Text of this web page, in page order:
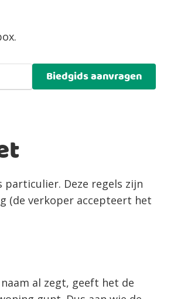
Biedgids aanvragen
Deze regels zijn
(de verkoper accepteert het
al zegt, geeft het de